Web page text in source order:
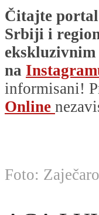
Čitajte portal
Srbiji i
na
informisani!
Online
Foto: